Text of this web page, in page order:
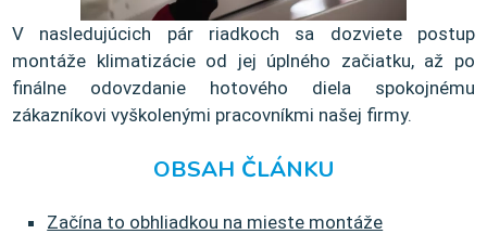
V nasledujúcich pár riadkoch sa dozviete postup
montáže klimatizácie od jej úplného začiatku, až po
finálne odovzdanie hotového diela spokojnému
zákazníkovi vyškolenými pracovníkmi našej firmy.
OBSAH ČLÁNKU
Začína to obhliadkou na mieste montáže